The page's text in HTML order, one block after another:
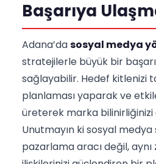
Başarıya
Adana’dasosyal medya
stratejilerle büyük bir
sağlayabilir. Hedef kitlenizi
planlaması yaparak ve
üreterek marka bilinirliğinizi
Unutmayın ki sosyal
pazarlama aracı değil,